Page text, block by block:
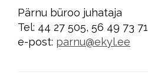
Pärnu büroo juhataja
Tel: 44 27 505, 56 49 73 71
e-post: parnu@ekyl.ee